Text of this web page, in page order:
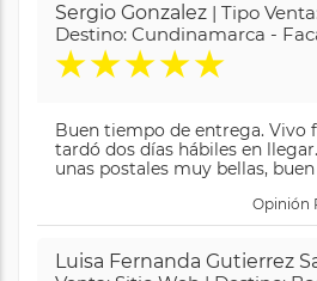
Sergio Gonzalez | Tipo
Destino: Cundinamarca -
★★★★★
Buen tiempo de entrega. Vivo
tardó dos días hábiles en
unas postales muy bellas,
Opinión
Luisa Fernanda Gutierrez